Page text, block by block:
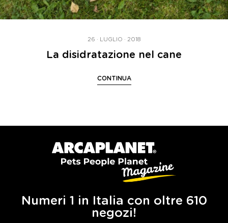
26 · LUGLIO · 2018
La disidratazione nel cane
CONTINUA
Numeri 1 in Italia con oltre 610
negozi!